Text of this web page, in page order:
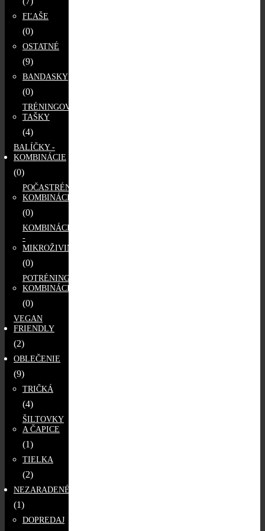
FĽAŠE
(0)
OSTATNÉ
(9)
BANDASKY
(0)
TRÉNINGOVÉ
TAŠKY
(4)
BALÍČKY -
KOMBINÁCIE
(0)
POČASTRÉNINGOVÉ
KOMBINÁCIE
(0)
KOMBINÁCIE
-
MIKROŽIVINY
(0)
POTRÉNINGOVÉ
KOMBINÁCIE
(0)
VEGAN
FRIENDLY
(2)
OBLEČENIE
(9)
TRIČKÁ
(4)
ŠILTOVKY
A ČAPICE
(1)
TIELKA
(2)
NEZARADENÉ
(1)
DOPREDAJ